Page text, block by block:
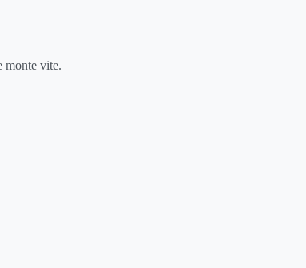
monte vite.